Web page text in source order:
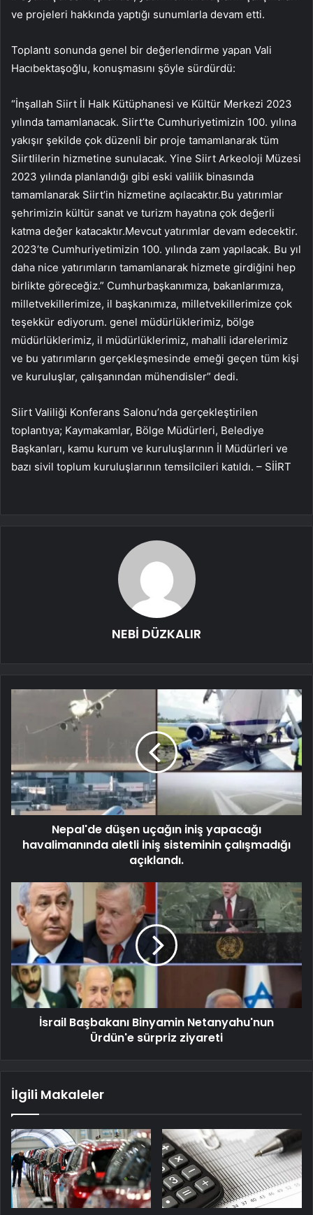
ve projeleri hakkında yaptığı sunumlarla devam etti.
Toplantı sonunda genel bir değerlendirme yapan Vali
Hacıbektaşoğlu, konuşmasını şöyle sürdürdü:
“İnşallah Siirt İl Halk Kütüphanesi ve Kültür Merkezi 2023
yılında tamamlanacak. Siirt’te Cumhuriyetimizin 100. yılına
yakışır şekilde çok düzenli bir proje tamamlanarak tüm
Siirtlilerin hizmetine sunulacak. Yine Siirt Arkeoloji Müzesi
2023 yılında planlandığı gibi eski valilik binasında
tamamlanarak Siirt’in hizmetine açılacaktır.Bu yatırımlar
şehrimizin kültür sanat ve turizm hayatına çok değerli
katma değer katacaktır.Mevcut yatırımlar devam edecektir.
2023’te Cumhuriyetimizin 100. yılında zam yapılacak. Bu yıl
daha nice yatırımların tamamlanarak hizmete girdiğini hep
birlikte göreceğiz.” Cumhurbaşkanımıza, bakanlarımıza,
milletvekillerimize, il başkanımıza, milletvekillerimize çok
teşekkür ediyorum. genel müdürlüklerimiz, bölge
müdürlüklerimiz, il müdürlüklerimiz, mahalli idarelerimiz
ve bu yatırımların gerçekleşmesinde emeği geçen tüm kişi
ve kuruluşlar, çalışanından mühendisler” dedi.
Siirt Valiliği Konferans Salonu’nda gerçekleştirilen
toplantıya; Kaymakamlar, Bölge Müdürleri, Belediye
Başkanları, kamu kurum ve kuruluşlarının İl Müdürleri ve
bazı sivil toplum kuruluşlarının temsilcileri katıldı. – SİİRT
NEBİ DÜZKALIR
Nepal'de düşen uçağın iniş yapacağı
havalimanında aletli iniş sisteminin çalışmadığı
açıklandı.
İsrail Başbakanı Binyamin Netanyahu'nun
Ürdün'e sürpriz ziyareti
İlgili Makaleler